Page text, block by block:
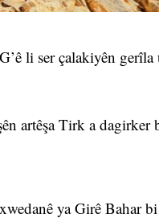
li ser çalakiyên
artêşa Tirk a dagirker
ya Girê Bahar